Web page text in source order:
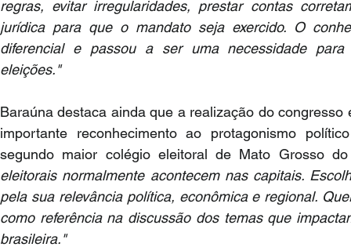
regras, evitar irregularidades, prestar contas
jurídica para que o mandato seja exercido. O
diferencial e passou a ser uma necessidade
eleições."
Baraúna destaca ainda que a realização do congresso
importante reconhecimento ao protagonismo
segundo maior colégio eleitoral de Mato Grosso
eleitorais normalmente acontecem nas capitais.
pela sua relevância política, econômica e regional.
como referência na discussão dos temas que
brasileira."